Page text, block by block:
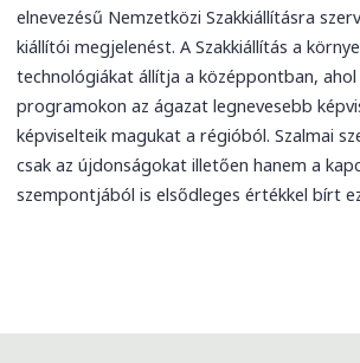
elnevezésű Nemzetközi Szakkiállításra
kiállítói megjelenést. A Szakkiállítás a
technológiákat állítja a középpontban, ahol
programokon az ágazat legnevesebb
képviselteik magukat a régióból. Szalmai
csak az újdonságokat illetően hanem a
szempontjából is elsődleges értékkel bírt